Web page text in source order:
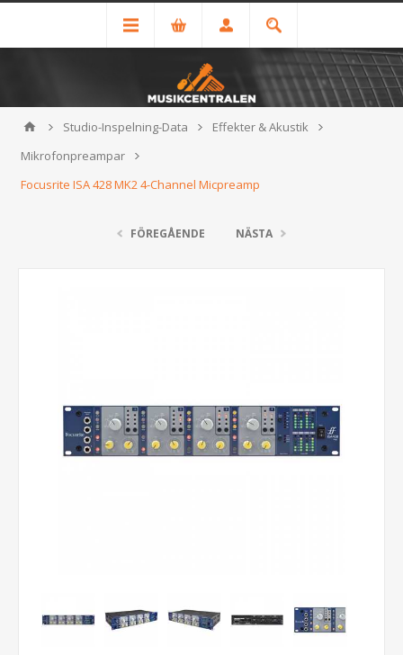
Studio-Inspelning-Data
Effekter & Akustik
Mikrofonpreampar
Focusrite ISA 428 MK2 4-Channel Micpreamp
FÖREGÅENDE NÄSTA